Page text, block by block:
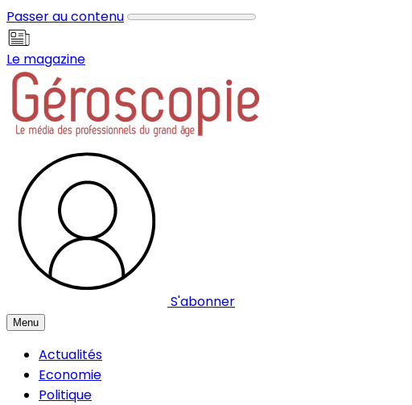
Passer au contenu
Le magazine
S'abonner
Menu
Actualités
Economie
Politique
Panneau de gestion des cookies